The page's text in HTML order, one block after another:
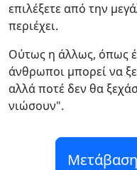
επιλέξετε από την
περιέχει.
Ούτως η άλλως, όπως
άνθρωποι μπορεί να
αλλά ποτέ δεν θα
νιώσουν".
Μετάβαση